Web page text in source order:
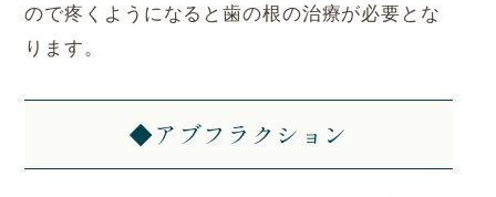
ので疼くようになると歯の根の治療が必要とな
ります。
◆アブフラクション